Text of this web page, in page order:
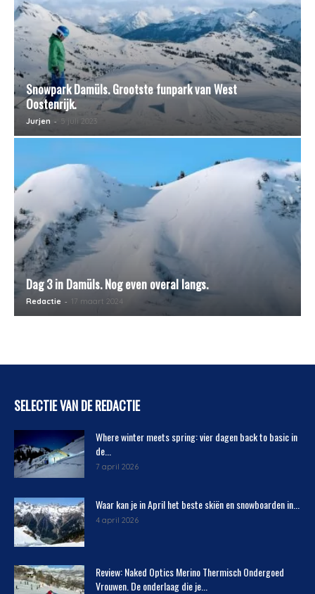
Snowpark Damüls. Grootste funpark van West
Oostenrijk.
Jurjen - 5 juli 2023
Dag 3 in Damüls. Nog even overal langs.
Redactie - 17 maart 2024
SELECTIE VAN DE REDACTIE
Where winter meets spring: vier dagen back to basic in
de...
7 april 2026
Waar kan je in April het beste skiën en snowboarden in...
4 april 2026
Review: Naked Optics Merino Thermisch Ondergoed
Vrouwen. De onderlaag die je...